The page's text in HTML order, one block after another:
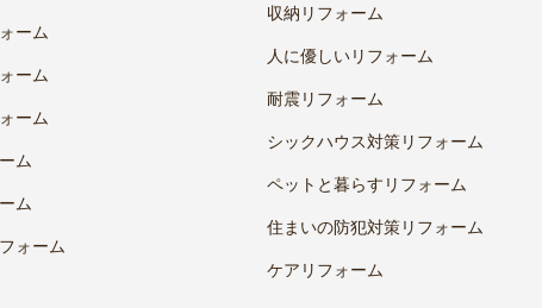
ーム
ーム
ーム
ム
ム
ォーム
収納リフォーム
人に優しいリフォーム
耐震リフォーム
シックハウス対策リフォーム
ペットと暮らすリフォーム
住まいの防犯対策リフォーム
ケアリフォーム